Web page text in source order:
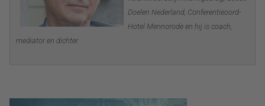
Doelen Nederland, Conferentieoord-
Hotel Mennorode en hij is coach,
mediator en dichter.